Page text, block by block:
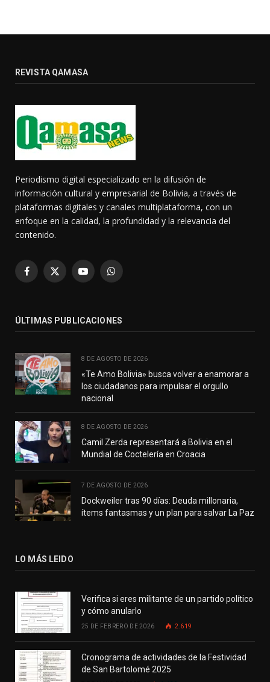
REVISTA QAMASA
Periodismo digital especializado en la difusión de
información cultural y empresarial de Bolivia, a través de
plataformas digitales y canales multiplataforma, con un
enfoque en la calidad, la profundidad y la relevancia del
contenido.
Facebook
X
YouTubeWhatsApp
ÚLTIMAS PUBLICACIONES
8 DE AGOSTO DE 2026
«Te Amo Bolivia» busca volver a enamorar a
los ciudadanos para impulsar el orgullo
nacional
8 DE AGOSTO DE 2026
Camil Zerda representará a Bolivia en el
Mundial de Coctelería en Croacia
7 DE AGOSTO DE 2026
Dockweiler tras 90 días: Deuda millonaria,
ítems fantasmas y un plan para salvar La Paz
LO MÁS LEIDO
Verifica si eres militante de un partido político
y cómo anularlo
25 DE FEBRERO DE 2026 2.619
Cronograma de actividades de la Festividad
de San Bartolomé 2025